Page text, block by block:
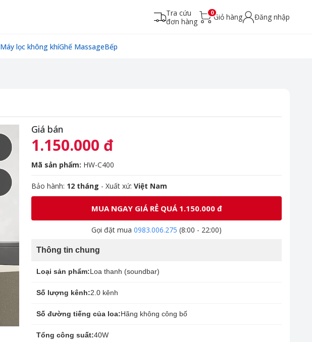
Tra cứu
đơn hàng
0Giỏ hàng Đăng nhập
Máy lọc không khíGhế MassageBếp
Giá bán
1.150.000 đ
Mã sản phẩm: HW-C400
Bảo hành: 12 tháng - Xuất xứ: Việt Nam
MUA NGAY GIÁ RẺ QUÁ 1.150.000 đ
Gọi đặt mua 0983.006.275 (8:00 - 22:00)
Thông tin chung
Loại sản phẩm:Loa thanh (soundbar)
Số lượng kênh:2.0 kênh
Số đường tiếng của loa:Hãng không công bố
Tổng công suất:40W